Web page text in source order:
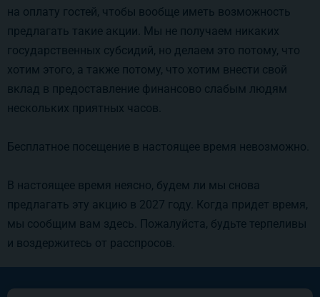
на оплату гостей, чтобы вообще иметь возможность
предлагать такие акции. Мы не получаем никаких
государственных субсидий, но делаем это потому, что
хотим этого, а также потому, что хотим внести свой
вклад в предоставление финансово слабым людям
нескольких приятных часов.
Бесплатное посещение в настоящее время невозможно.
В настоящее время неясно, будем ли мы снова
предлагать эту акцию в 2027 году. Когда придет время,
мы сообщим вам здесь. Пожалуйста, будьте терпеливы
и воздержитесь от расспросов.